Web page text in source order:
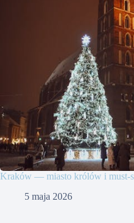
Kraków — miasto królów i must-
5 maja 2026